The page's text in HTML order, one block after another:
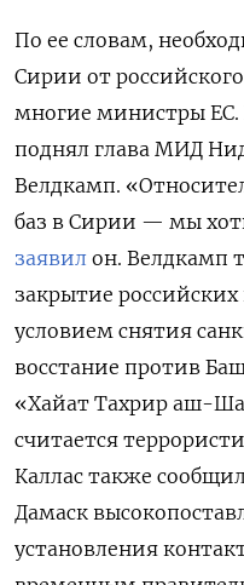
По ее словам,
Сирии от
многие министры ЕС.
поднял глава МИД
Велдкамп.
баз в Сирии — мы
заявил он. Велдкамп
закрытие
условием снятия
восстание против
«Хайат Тахрир аш-
считается
Каллас также
Дамаск
установления